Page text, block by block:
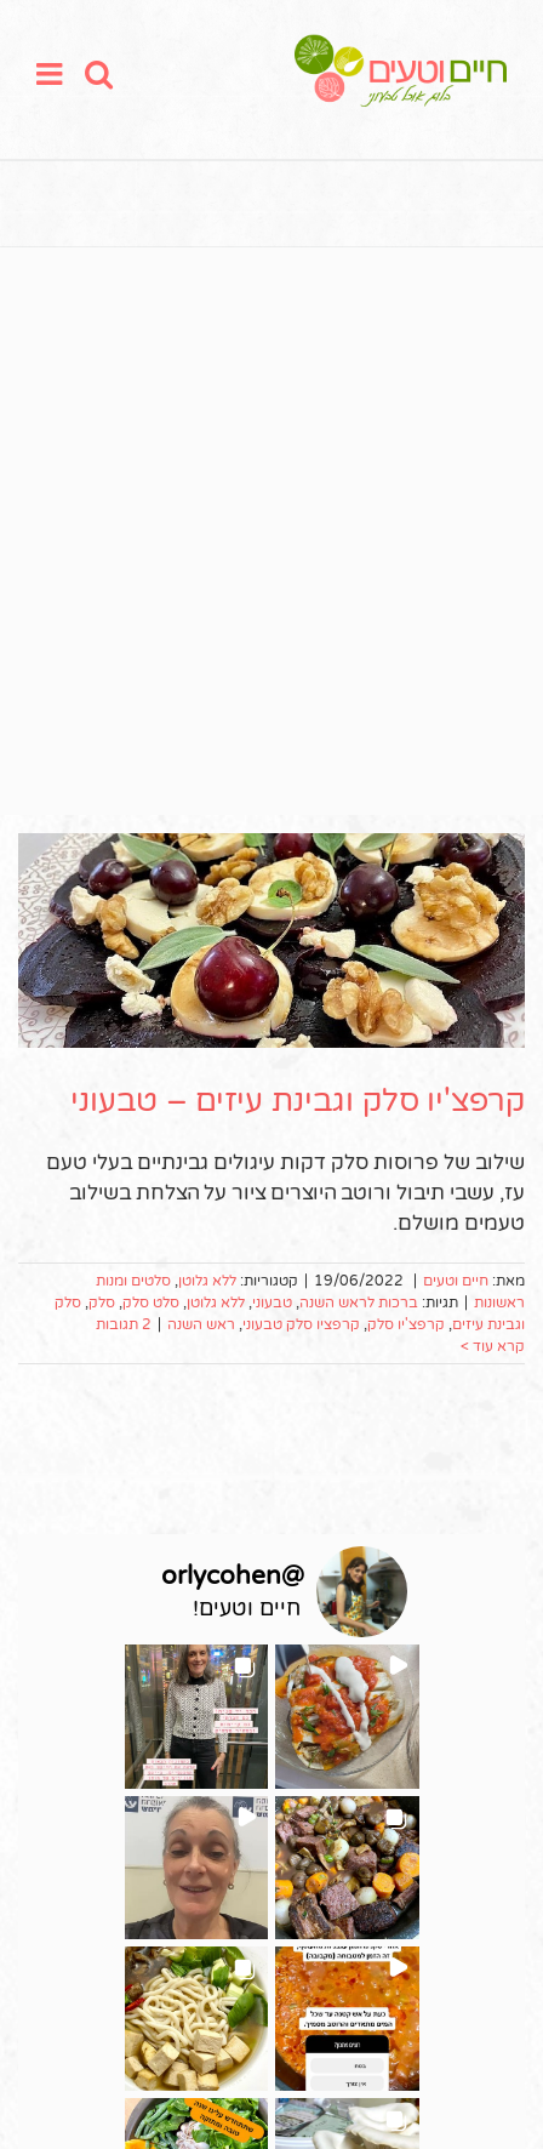
קרפצ'יו סלק וגבינת עיזים – טבעוני
שילוב של פרוסות סלק דקות עיגולים גבינתיים בעלי טעם
עז, עשבי תיבול ורוטב היוצרים ציור על הצלחת בשילוב
טעמים מושלם.
מאת: חיים וטעים 19/06/2022 קטגוריות: ללא גלוטן, סלטים ומנות
ראשונות
תגיות: ברכות לראש השנה, טבעוני, ללא גלוטן, סלט סלק, סלק, סלק
וגבינת עיזים, קרפצ'יו סלק, קרפציו סלק טבעוני, ראש השנה
2 תגובות
קרא עוד >
@
orlycohen
חיים וטעים!